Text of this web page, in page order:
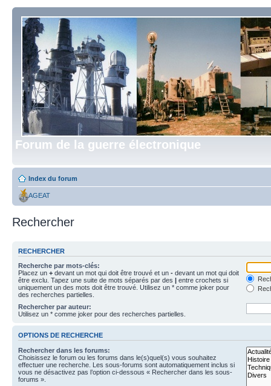
Forum de la guerre électronique
Index du forum
AGEAT
Rechercher
RECHERCHER
Recherche par mots-clés:
Placez un + devant un mot qui doit être trouvé et un - devant un mot qui doit
être exclu. Tapez une suite de mots séparés par des | entre crochets si
uniquement un des mots doit être trouvé. Utilisez un * comme joker pour
des recherches partielles.
Rechercher par auteur:
Utilisez un * comme joker pour des recherches partielles.
OPTIONS DE RECHERCHE
Rechercher dans les forums:
Choisissez le forum ou les forums dans le(s)quel(s) vous souhaitez
effectuer une recherche. Les sous-forums sont automatiquement inclus si
vous ne désactivez pas l’option ci-dessous « Rechercher dans les sous-
forums ».